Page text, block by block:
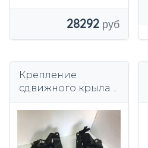
28292
Крепление
сдвижного крыла
F16 51647294544
7294544 ПРАВЫЙ